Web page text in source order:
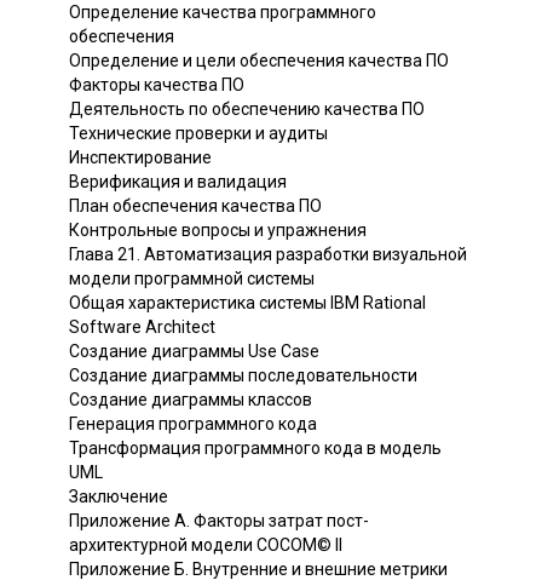
Определение качества программного
обеспечения
Определение и цели обеспечения качества ПО
Факторы качества ПО
Деятельность по обеспечению качества ПО
Технические проверки и аудиты
Инспектирование
Верификация и валидация
План обеспечения качества ПО
Контрольные вопросы и упражнения
Глава 21. Автоматизация разработки визуальной
модели программной системы
Общая характеристика системы IBM Rational
Software Architect
Создание диаграммы Use Case
Создание диаграммы последовательности
Создание диаграммы классов
Генерация программного кода
Трансформация программного кода в модель
UML
Заключение
Приложение А. Факторы затрат пост-
архитектурной модели СОСОМ© II
Приложение Б. Внутренние и внешние метрики